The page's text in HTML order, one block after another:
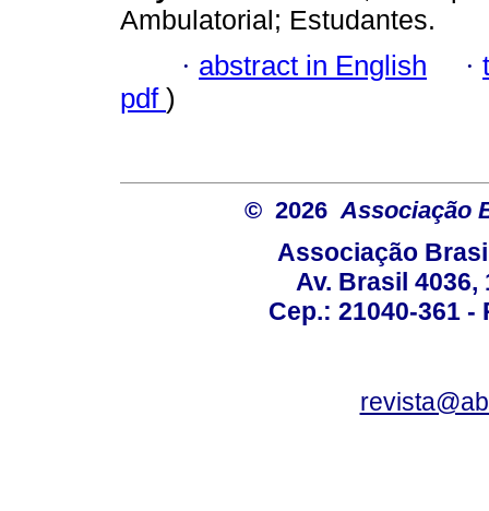
Ambulatorial; Estudantes.
· abstract in English ·
pdf )
© 2026Associação
Associação
Av. Brasil 4036,
Cep.: 21040-361